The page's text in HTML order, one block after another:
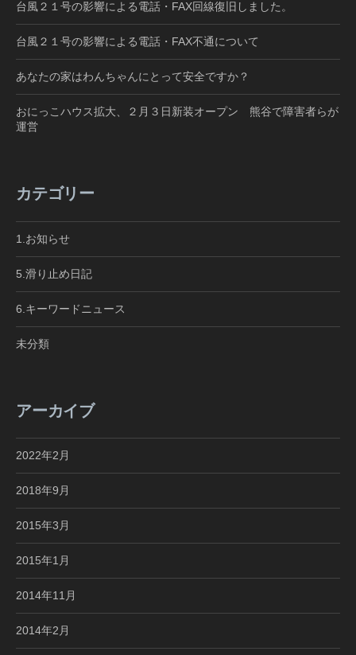
台風２１号の影響による電話・FAX回線復旧しました。
台風２１号の影響による電話・FAX不通について
あなたの家はわんちゃんにとって安全ですか？
おにっこハウス拡大、２月３日新装オープン 熊谷で障害者らが
運営
カテゴリー
1.お知らせ
5.滑り止め日記
6.キーワードニュース
未分類
アーカイブ
2022年2月
2018年9月
2015年3月
2015年1月
2014年11月
2014年2月